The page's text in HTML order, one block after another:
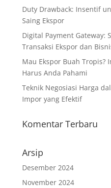
Duty Drawback: Insentif
Saing Ekspor
Digital Payment Gateway:
Transaksi Ekspor dan
Mau Ekspor Buah Tropis?
Harus Anda Pahami
Teknik Negosiasi Harga
Impor yang Efektif
Komentar Terbaru
Arsip
Desember 2024
November 2024